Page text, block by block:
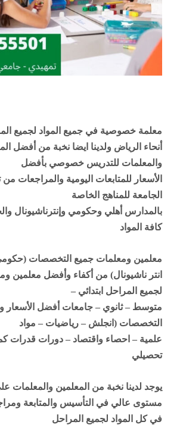
معلمة خصوصية في جميع المواد لجميع
أنحاء الرياض ولدينا ايضا نخبة من أفضل
والمعلمات للتدريس خصوصي بأفضل
الأسعار للمتابعات اليومية والمراجعات
الجامعة للمناهج الخاصة
بالمدارس أهلي وحكومي وإنترناشيونال
كافة المواد
معلمين ومعلمات جميع التخصصات
انتر ناشيونال) من أكفاء وأفضل معلمين
لجميع المراحل ابتدائي –
متوسط – ثانوي – جامعات أفضل الأسعار
التخصصات (انجلش – رياضيات – مواد
علمية – احصاء واقتصاد – دورات قدرات
تحصيلي
يوجد لدينا نخبة من المعلمين والمعلمات
مستوى عالي في التأسيس والمتابعة
في كل المواد لجميع المراحل